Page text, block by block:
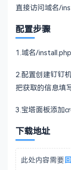
直接访问域名/
配置步骤
1.域名/
2.配置创建钉钉
把获取的信息填
3.宝塔面板添加
下载地址
此处内容需要